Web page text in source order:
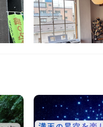
、大
【久慈駅徒歩5分】元
した磨りガラスが印
日常が少し楽しくな
この家からの距離 69km